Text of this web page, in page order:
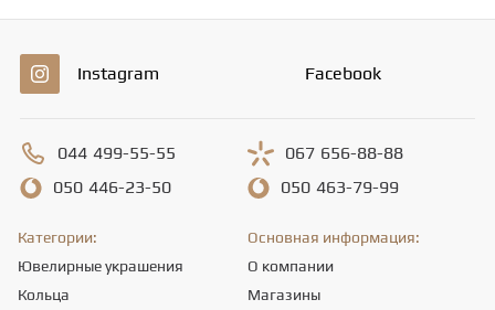
Instagram Facebook
044 499-55-55
050 446-23-50
067 656-88-88
050 463-79-99
Категории:
Ювелирные украшения
Кольца
Основная информация:
О компании
Магазины